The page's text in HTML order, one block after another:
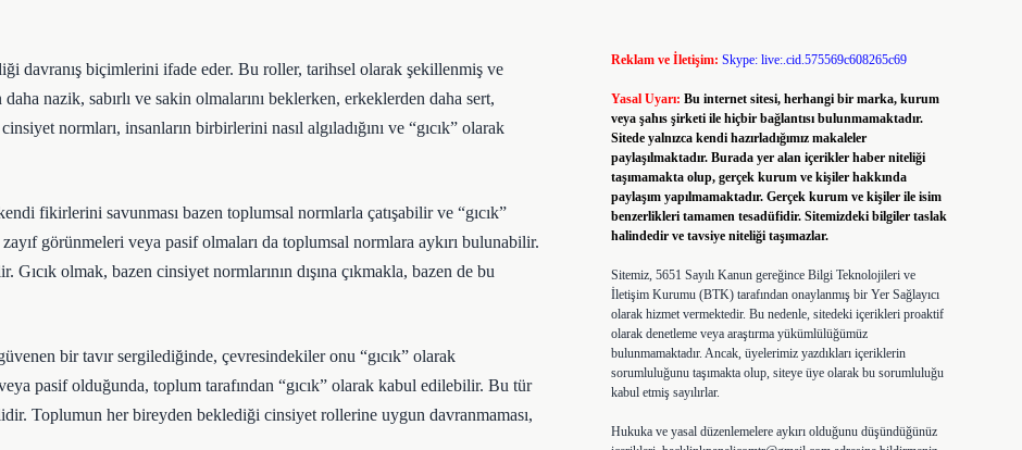
davranış biçimlerini ifade eder. Bu roller, tarihsel olarak şekillenmiş ve
nazik, sabırlı ve sakin olmalarını beklerken, erkeklerden daha sert,
normları, insanların birbirlerini nasıl algıladığını ve “gıcık” olarak
fikirlerini savunması bazen toplumsal normlarla çatışabilir ve “gıcık”
görünmeleri veya pasif olmaları da toplumsal normlara aykırı bulunabilir.
Gıcık olmak, bazen cinsiyet normlarının dışına çıkmakla, bazen de bu
bir tavır sergilediğinde, çevresindekiler onu “gıcık” olarak
pasif olduğunda, toplum tarafından “gıcık” olarak kabul edilebilir. Bu tür
Toplumun her bireyden beklediği cinsiyet rollerine uygun davranmaması,
Reklam ve İletişim: Skype: live:.cid.575569c608265c69
Yasal Uyarı: Bu internet sitesi, herhangi bir marka, kurum
veya şahıs şirketi ile hiçbir bağlantısı bulunmamaktadır.
Sitede yalnızca kendi hazırladığımız makaleler
paylaşılmaktadır. Burada yer alan içerikler haber niteliği
taşımamakta olup, gerçek kurum ve kişiler hakkında
paylaşım yapılmamaktadır. Gerçek kurum ve kişiler ile isim
benzerlikleri tamamen tesadüfidir. Sitemizdeki bilgiler taslak
halindedir ve tavsiye niteliği taşımazlar.
Sitemiz, 5651 Sayılı Kanun gereğince Bilgi Teknolojileri ve
İletişim Kurumu (BTK) tarafından onaylanmış bir Yer Sağlayıcı
olarak hizmet vermektedir. Bu nedenle, sitedeki içerikleri proaktif
olarak denetleme veya araştırma yükümlülüğümüz
bulunmamaktadır. Ancak, üyelerimiz yazdıkları içeriklerin
sorumluluğunu taşımakta olup, siteye üye olarak bu sorumluluğu
kabul etmiş sayılırlar.
Hukuka ve yasal düzenlemelere aykırı olduğunu düşündüğünüz